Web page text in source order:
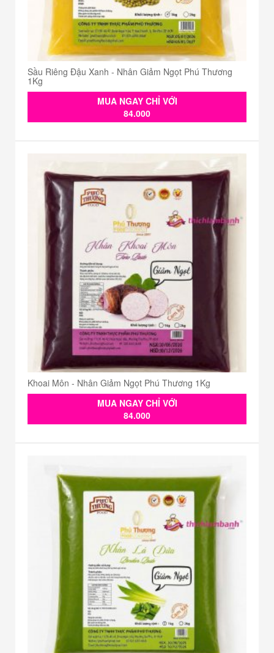
Sầu Riêng Đậu Xanh - Nhân Giảm Ngọt Phú Thương
1Kg
MUA NGAY CHỈ VỚI
84.000
Khoai Môn - Nhân Giảm Ngọt Phú Thương 1Kg
MUA NGAY CHỈ VỚI
84.000